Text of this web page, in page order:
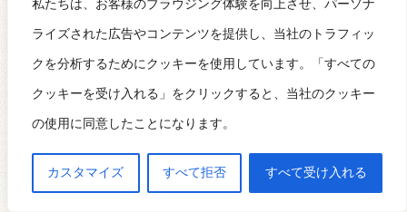
私たちは、お客様のブラウジング体験を向上させ、パーソナ
ライズされた広告やコンテンツを提供し、当社のトラフィッ
クを分析するためにクッキーを使用しています。「すべての
クッキーを受け入れる」をクリックすると、当社のクッキー
の使用に同意したことになります。
カスタマイズ すべて拒否 すべて受け入れる
メール※
サイト